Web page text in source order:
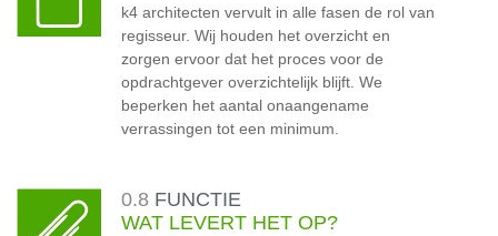
k4 architecten vervult in alle fasen de rol van
regisseur. Wij houden het overzicht en
zorgen ervoor dat het proces voor de
opdrachtgever overzichtelijk blijft. We
beperken het aantal onaangename
verrassingen tot een minimum.
0.8 FUNCTIE
WAT LEVERT HET OP?